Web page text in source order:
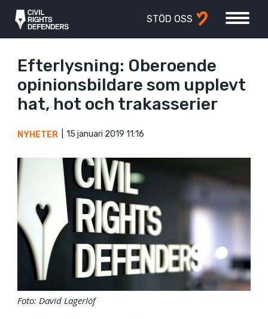
STÖD OSS
Efterlysning: Oberoende
opinionsbildare som upplevt
hat, hot och trakasserier
NYHETER 15 januari 2019 11:16
Foto: David Lagerlöf